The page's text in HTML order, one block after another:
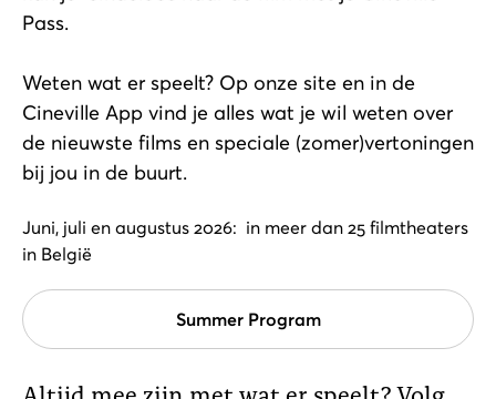
Pass.
Weten wat er speelt? Op onze site en in de
Cineville App vind je alles wat je wil weten over
de nieuwste films en speciale (zomer)vertoningen
bij jou in de buurt.
Juni, juli en augustus 2026: in meer dan 25 filmtheaters
in België
Summer Program